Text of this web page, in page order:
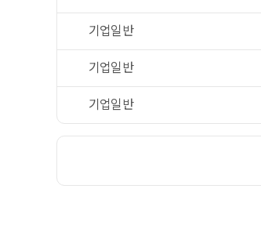
기업일반
기업일반
기업일반